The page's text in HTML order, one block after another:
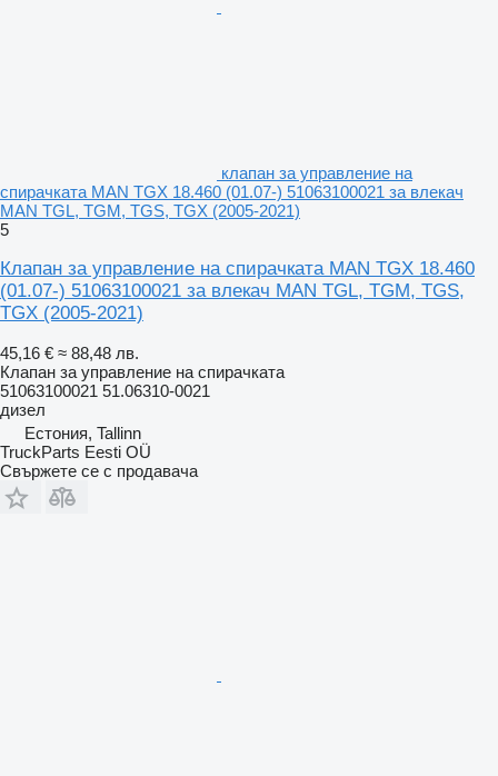
клапан за управление на
спирачката MAN TGX 18.460 (01.07-) 51063100021 за влекач
MAN TGL, TGM, TGS, TGX (2005-2021)
5
Клапан за управление на спирачката MAN TGX 18.460
(01.07-) 51063100021 за влекач MAN TGL, TGM, TGS,
TGX (2005-2021)
45,16 € ≈ 88,48 лв.
Клапан за управление на спирачката
51063100021 51.06310-0021
дизел
Естония, Tallinn
TruckParts Eesti OÜ
Свържете се с продавача